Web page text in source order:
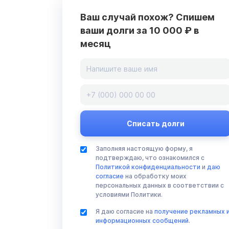
Ваш случай похож? Спишем
ваши долги за 10 000 ₽ в
месяц
Заполняя настоящую форму, я
подтверждаю, что ознакомился с
Политикой конфиденциальности и даю
согласие на обработку моих
персональных данных в соответствии с
условиями Политики.
Я даю согласие на получение рекламных
информационных сообщений.